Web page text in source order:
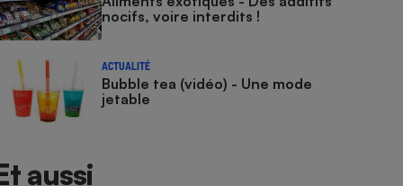
nocifs, voire interdits !
ACTUALITÉ
Bubble tea (vidéo) - Une mode
jetable
aussi